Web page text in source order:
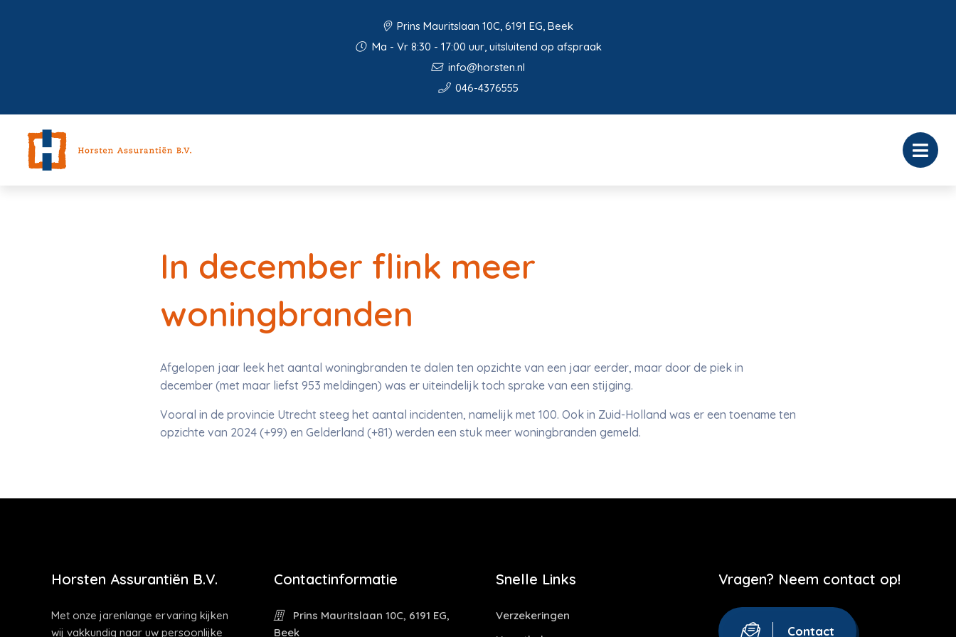
Prins Mauritslaan 10C, 6191 EG, Beek
Ma - Vr 8:30 - 17:00 uur, uitsluitend op afspraak
info@horsten.nl
046-4376555
In december flink meer
woningbranden
Afgelopen jaar leek het aantal woningbranden te dalen ten opzichte van een jaar eerder, maar door de piek in
december (met maar liefst 953 meldingen) was er uiteindelijk toch sprake van een stijging.
Vooral in de provincie Utrecht steeg het aantal incidenten, namelijk met 100. Ook in Zuid-Holland was er een toename ten
opzichte van 2024 (+99) en Gelderland (+81) werden een stuk meer woningbranden gemeld.
Horsten Assurantiën B.V.
Met onze jarenlange ervaring kijken
wij vakkundig naar uw persoonlijke
Contactinformatie
Prins Mauritslaan 10C, 6191 EG,
Beek
Snelle Links
Verzekeringen
Vragen? Neem contact op!
Contact